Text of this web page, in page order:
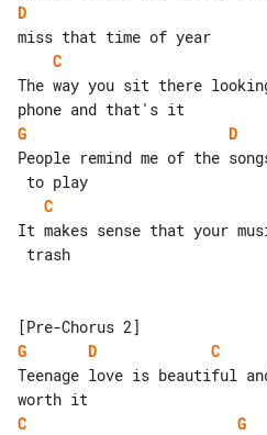
D
C
The way you sit there
G
D
People remind me of the
C
It makes sense that your
G
D
C
Teenage love is beautiful
C
G